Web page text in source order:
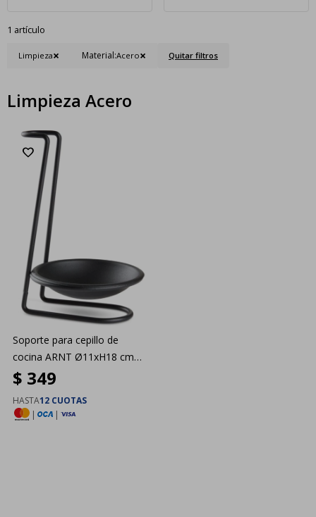
1 artículo
Limpieza Material:Acero Quitar filtros
Limpieza Acero
Soporte para cepillo de
cocina ARNT Ø11xH18 cm
negro
$ 349
HASTA12 CUOTAS
|
|